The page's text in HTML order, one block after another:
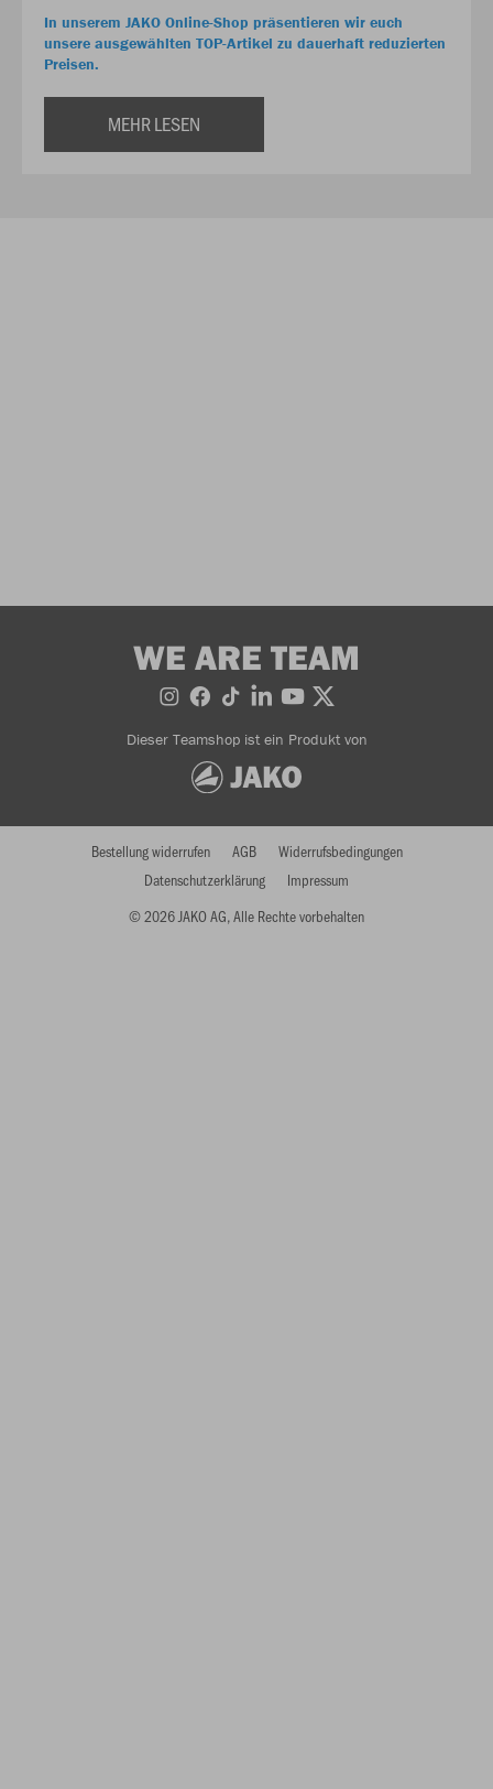
In unserem JAKO Online-Shop präsentieren wir euch
unsere ausgewählten TOP-Artikel zu dauerhaft reduzierten
Preisen.
MEHR LESEN
WE ARE TEAM
Dieser Teamshop ist ein Produkt von
© 2026 JAKO AG, Alle Rechte vorbehalten
Bestellung widerrufen AGB
Widerrufsbedingungen
Datenschutzerklärung
Impressum